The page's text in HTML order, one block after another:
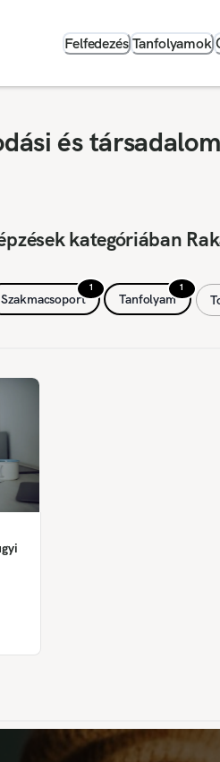
Felfedezés Tanfolyamok
és
kategóriában
1
Szakmacsoport
1
Tanfolyam